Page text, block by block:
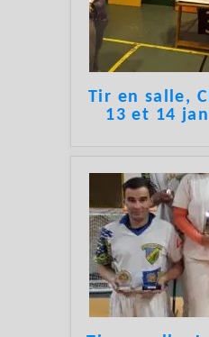
Tir en salle,
13 et 14